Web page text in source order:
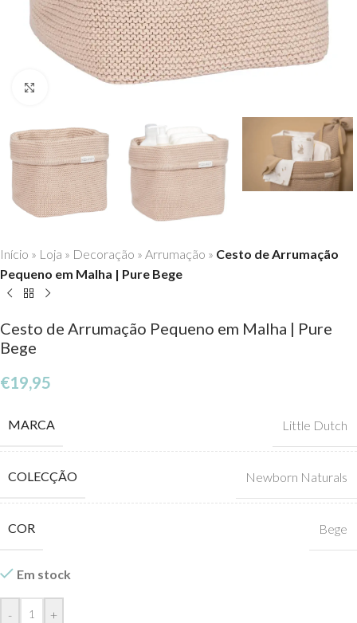
Click to enlarge
Início » Loja » Decoração » Arrumação » Cesto de Arrumação
Pequeno em Malha | Pure Bege
Cesto de Arrumação Pequeno em Malha | Pure
Bege
€19,95
MARCA Little Dutch
COLECÇÃO Newborn Naturals
COR Bege
Em stock
- +